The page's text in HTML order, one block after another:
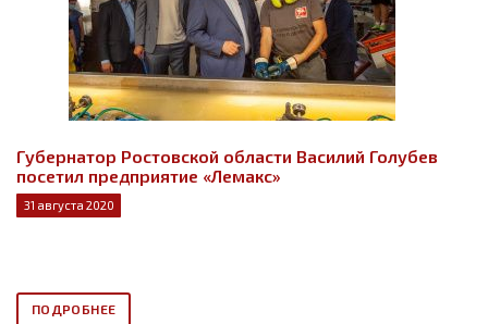
Губернатор Ростовской области Василий Голубев
посетил предприятие «Лемакс»
31 августа 2020
ПОДРОБНЕЕ